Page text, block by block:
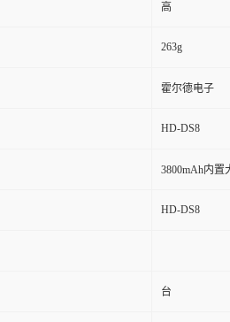
高
263g
霍尔德电子
HD-DS8
3800mAh内置
HD-DS8
台